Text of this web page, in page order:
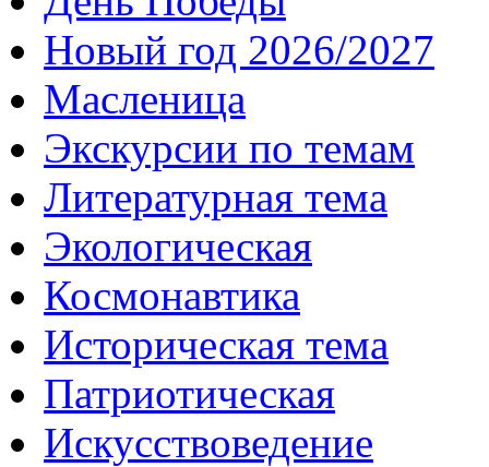
Новый год 2026/2027
Масленица
Экскурсии по темам
Литературная тема
Экологическая
Космонавтика
Историческая тема
Патриотическая
Искусствоведение